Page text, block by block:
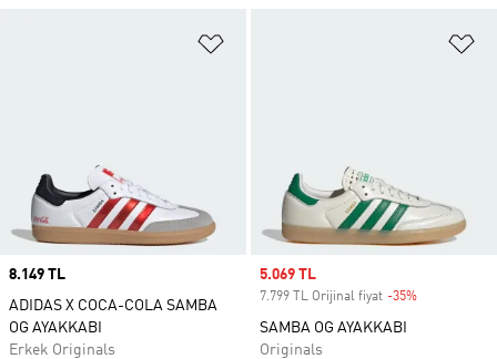
Price
8.149 TL
ADIDAS X COCA-COLA SAMBA
OG AYAKKABI
Erkek Originals
Sale price
5.069 TL
7.799 TL Orijinal fiyat -35%
SAMBA OG AYAKKABI
Originals